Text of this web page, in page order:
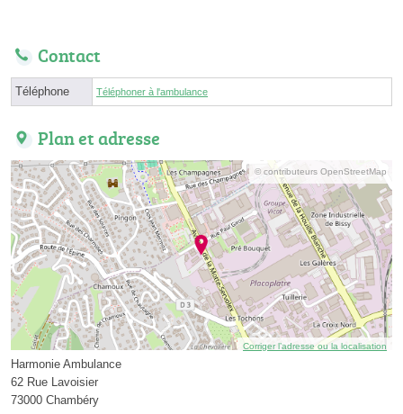
Contact
Téléphone Téléphoner à l'ambulance
Plan et adresse
© contributeurs OpenStreetMap
Corriger l’adresse ou la localisation
Harmonie Ambulance
62 Rue Lavoisier
73000 Chambéry